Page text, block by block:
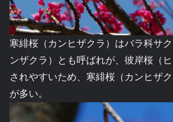
寒緋桜（カンヒザクラ）はバラ科サ
ンザクラ）とも呼ばれが、彼岸桜（
されやすいため、寒緋桜（カンヒザ
が多い。